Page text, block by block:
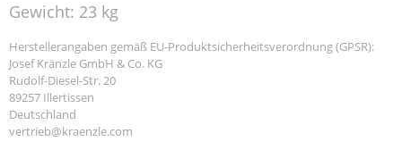
Gewicht: 23 kg
Herstellerangaben gemäß EU-Produktsicherheitsverordnung (GPSR):
Josef Kränzle GmbH & Co. KG
Rudolf-Diesel-Str. 20
89257 Illertissen
Deutschland
vertrieb@kraenzle.com